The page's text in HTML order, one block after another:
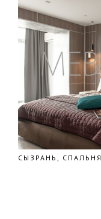
СЫЗРАНЬ, СПАЛЬНЯ